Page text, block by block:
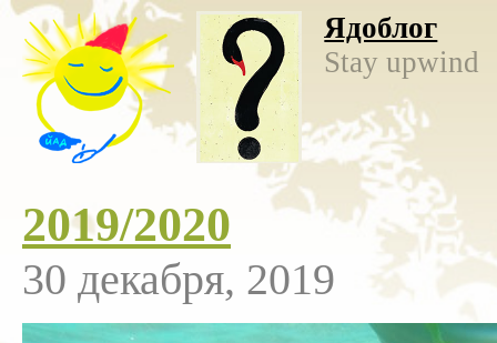
Ядоблог
Stay upwind
2019/2020
30 декабря, 2019